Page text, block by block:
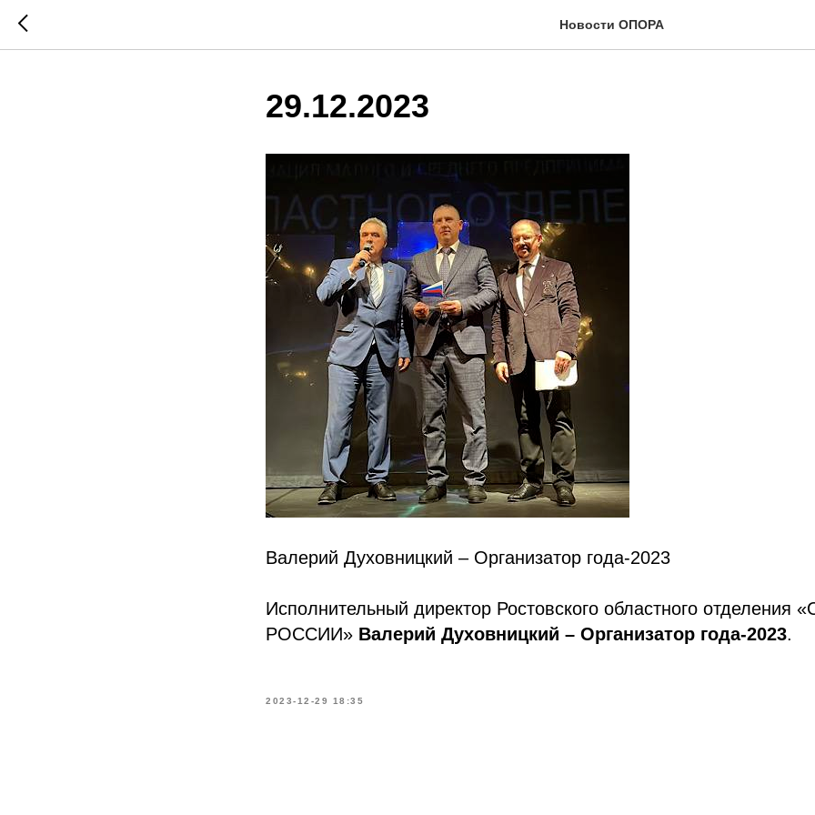
Новости ОПОРА
29.12.2023
Валерий Духовницкий – Организатор года-2023
Исполнительный директор Ростовского областного отделения
РОССИИ» Валерий Духовницкий – Организатор года-2023.
2023-12-29 18:35